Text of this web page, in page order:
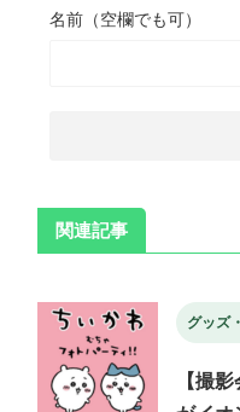
名前（空欄でも可）
関連記事
グッズ
【撮